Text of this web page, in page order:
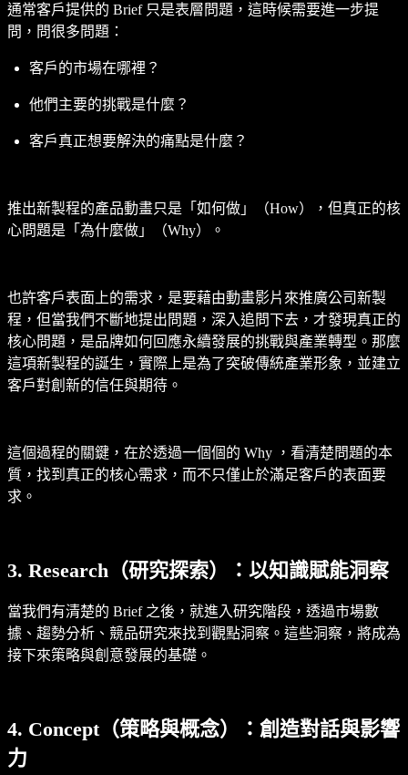
通常客戶提供的 Brief 只是表層問題，這時候需要進一步提
問，問很多問題：
客戶的市場在哪裡？
他們主要的挑戰是什麼？
客戶真正想要解決的痛點是什麼？
推出新製程的產品動畫只是「如何做」（How），但真正的核
心問題是「為什麼做」（Why）。
也許客戶表面上的需求，是要藉由動畫影片來推廣公司新製
程，但當我們不斷地提出問題，深入追問下去，才發現真正的
核心問題，是品牌如何回應永續發展的挑戰與產業轉型。那麼
這項新製程的誕生，實際上是為了突破傳統產業形象，並建立
客戶對創新的信任與期待。
這個過程的關鍵，在於透過一個個的 Why ，看清楚問題的本
質，找到真正的核心需求，而不只僅止於滿足客戶的表面要
求。
3. Research（研究探索）：以知識賦能洞察
當我們有清楚的 Brief 之後，就進入研究階段，透過市場數
據、趨勢分析、競品研究來找到觀點洞察。這些洞察，將成為
接下來策略與創意發展的基礎。
4. Concept（策略與概念）：創造對話與影響
力